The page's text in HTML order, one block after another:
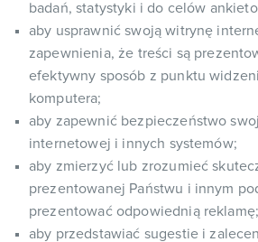
badań, statystyki i do celów
aby usprawnić swoją witrynę
zapewnienia, że treści są
efektywny sposób z punktu
komputera;
aby zapewnić bezpieczeństwo
internetowej i innych systemów;
aby zmierzyć lub zrozumieć
prezentowanej Państwu i innym
prezentować odpowiednią reklamę;
aby przedstawiać sugestie i